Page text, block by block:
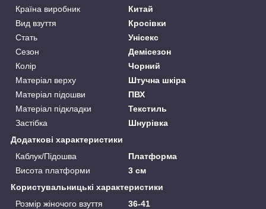
Країна виробник
Китай
Вид взуття
Кросівки
Стать
Унісекс
Сезон
Демісезон
Колір
Чорний
Матеріал верху
Штучна шкіра
Матеріал підошви
ПВХ
Матеріал підкладки
Текстиль
Застібка
Шнурівка
Додаткові характеристики
Каблук/Підошва
Платформа
Висота платформи
3 см
Користувальницькі характеристики
Розмір жіночого взуття
36-41